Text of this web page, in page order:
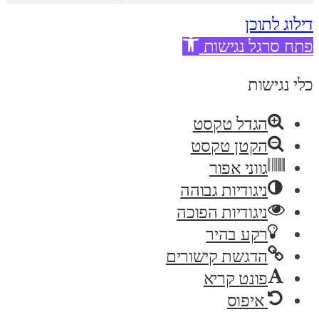
דילוג לתוכן
פתח סרגל נגישות
כלי נגישות
הגדל טקסט
הקטן טקסט
גווני אפור
ניגודיות גבוהה
ניגודיות הפוכה
רקע בהיר
הדגשת קישורים
פונט קריא
איפוס